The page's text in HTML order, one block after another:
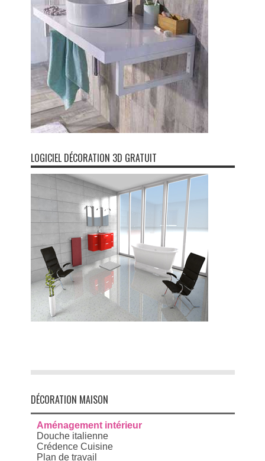
LOGICIEL DÉCORATION 3D GRATUIT
DÉCORATION MAISON
Aménagement intérieur
Douche italienne
Crédence Cuisine
Plan de travail